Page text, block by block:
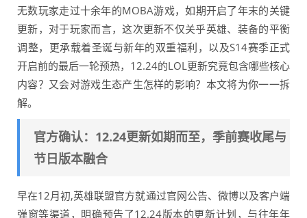
无数玩家走过十余年的MOBA游戏，如期开启了年末的关键
更新，对于玩家而言，这次更新不仅关乎英雄、装备的平衡
调整，更承载着圣诞与新年的双重福利，以及S14赛季正式
开启前的最后一轮预热，12.24的LOL更新究竟包含哪些核心
内容？又会对游戏生态产生怎样的影响？本文将为你一一拆
解。
官方确认：12.24更新如期而至，季前赛收尾与
节日版本融合
早在12月初,英雄联盟官方就通过官网公告、微博以及客户端
弹窗等渠道，明确预告了12.24版本的更新计划，与往年年